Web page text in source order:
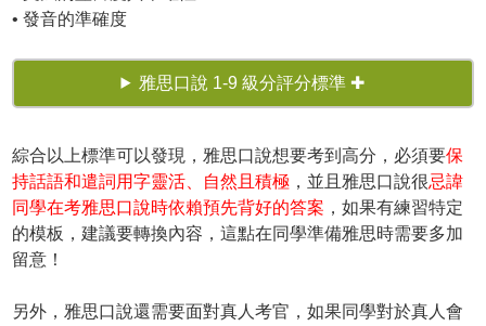
• 發音的準確度
雅思口說 1-9 級分評分標準 ✚
綜合以上標準可以發現，雅思口說想要考到高分，必須要保
持話語和遣詞用字靈活、自然且積極 ，並且雅思口說很忌諱
同學在考雅思口說時依賴預先背好的答案 ，如果有練習特定
的模板，建議要轉換內容，這點在同學準備雅思時需要多加
留意！
另外，雅思口說還需要面對真人考官，如果同學對於真人會